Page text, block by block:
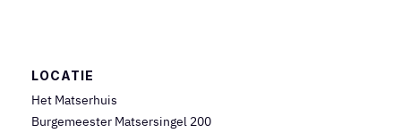
LOCATIE
Het Matserhuis
Burgemeester Matsersingel 200